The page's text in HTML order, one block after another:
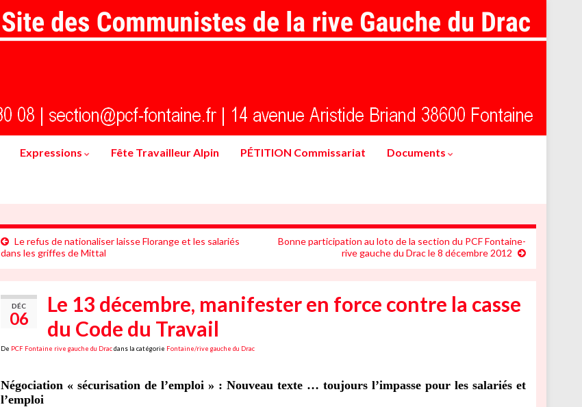
Expressions Fête Travailleur Alpin PÉTITION Commissariat Documents
Le refus de nationaliser laisse Florange et les salariés
dans les griffes de Mittal
Bonne participation au loto de la section du PCF Fontaine-
rive gauche du Drac le 8 décembre 2012
DÉC
06
Le 13 décembre, manifester en force contre la casse
du Code du Travail
De PCF Fontaine rive gauche du Dracdans la catégorie Fontaine/rive gauche du Drac
Négociation « sécurisation de l’emploi » : Nouveau texte … toujours l’impasse pour les salariés et
l’emploi